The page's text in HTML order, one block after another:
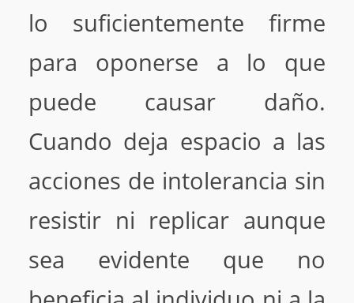
lo suficientemente firme
para oponerse a lo que
puede causar daño.
Cuando deja espacio a las
acciones de intolerancia sin
resistir ni replicar aunque
sea evidente que no